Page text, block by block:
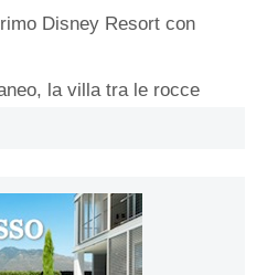
Disney Resort con
la villa tra le rocce